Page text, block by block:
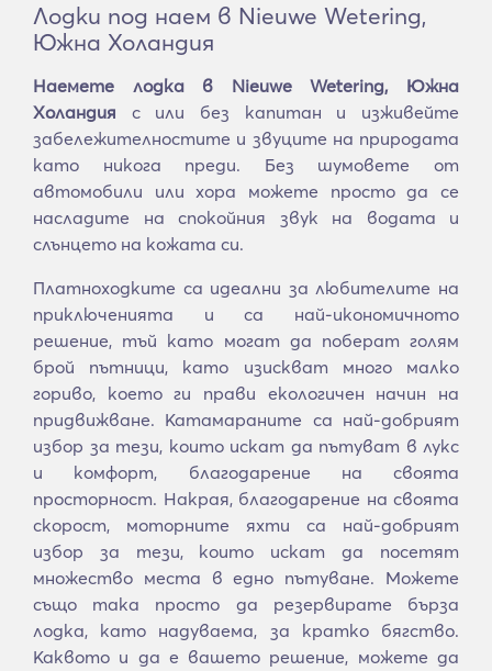
Лодки под наем в Nieuwe Wetering,
Южна Холандия
Наемете лодка в Nieuwe Wetering, Южна
Холандия с или без капитан и изживейте
забележителностите и звуците на природата
като никога преди. Без шумовете от
автомобили или хора можете просто да се
насладите на спокойния звук на водата и
слънцето на кожата си.
Платноходките са идеални за любителите на
приключенията и са най-икономичното
решение, тъй като могат да поберат голям
брой пътници, като изискват много малко
гориво, което ги прави екологичен начин на
придвижване. Катамараните са най-добрият
избор за тези, които искат да пътуват в лукс
и комфорт, благодарение на своята
просторност. Накрая, благодарение на своята
скорост, моторните яхти са най-добрият
избор за тези, които искат да посетят
множество места в едно пътуване. Можете
също така просто да резервирате бърза
лодка, като надуваема, за кратко бягство.
Каквото и да е вашето решение, можете да